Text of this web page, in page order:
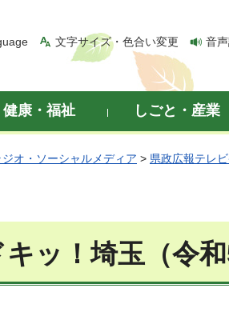
文字サイズ・色合い変更 音
健康・福祉 しごと・産業
オ・ソーシャルメディア > 県政広報テレ
ッ！埼玉（令和